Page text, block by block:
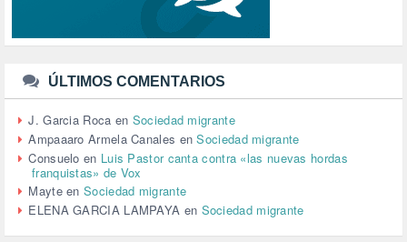
TTIP (6)
URBANISMO (1)
URBANIZACIÓN (1)
VEJEZ (1)
VENEZUELA (3)
VENEZULA (1)
VIAJES (1)
VIOLENCIA (2)
VIOLENCIA DE GÉNERO (223)
VIVIENDA (9)
ÚLTIMOS COMENTARIOS
J. Garcia Roca en Sociedad migrante
Ampaaaro Armela Canales enSociedad migrante
Consuelo en Luis Pastor canta contra «las nuevas hordas
franquistas» de Vox
MayteenSociedad migrante
ELENA GARCIA LAMPAYA en Sociedad migrante